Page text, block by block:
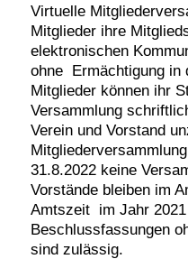
Virtuelle
Mitglieder ihre
elektronischen
ohne Ermächtigung in
Mitglieder können ihr
Versammlung
Verein und Vorstand
31.8.2022 keine
Vorstände bleiben im
Amtszeit im Jahr
Beschlussfassungen
sind zulässig.